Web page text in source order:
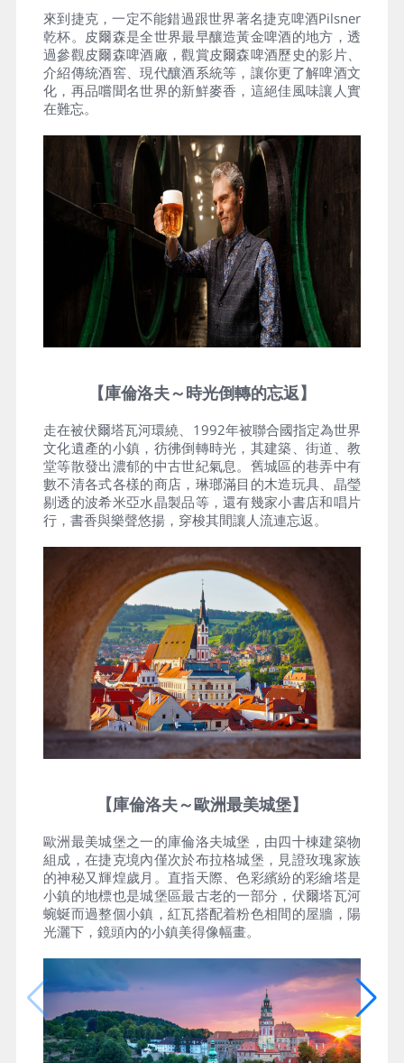
來到捷克，一定不能錯過跟世界著名捷克啤酒Pilsner
乾杯。皮爾森是全世界最早釀造黃金啤酒的地方，透
過參觀皮爾森啤酒廠，觀賞皮爾森啤酒歷史的影片、
介紹傳統酒窖、現代釀酒系統等，讓你更了解啤酒文
化，再品嚐聞名世界的新鮮麥香，這絕佳風味讓人實
在難忘。
【庫倫洛夫～時光倒轉的忘返】
走在被伏爾塔瓦河環繞、1992年被聯合國指定為世界
文化遺產的小鎮，彷彿倒轉時光，其建築、街道、教
堂等散發出濃郁的中古世紀氣息。舊城區的巷弄中有
數不清各式各樣的商店，琳瑯滿目的木造玩具、晶瑩
剔透的波希米亞水晶製品等，還有幾家小書店和唱片
行，書香與樂聲悠揚，穿梭其間讓人流連忘返。
【庫倫洛夫～歐洲最美城堡】
歐洲最美城堡之一的庫倫洛夫城堡，由四十棟建築物
組成，在捷克境內僅次於布拉格城堡，見證玫瑰家族
的神秘又輝煌歲月。直指天際、色彩繽紛的彩繪塔是
小鎮的地標也是城堡區最古老的一部分，伏爾塔瓦河
蜿蜒而過整個小鎮，紅瓦搭配着粉色相間的屋牆，陽
光灑下，鏡頭內的小鎮美得像幅畫。